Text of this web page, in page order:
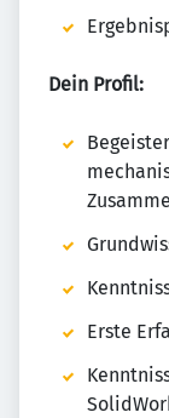
Dein Profil:
Erste